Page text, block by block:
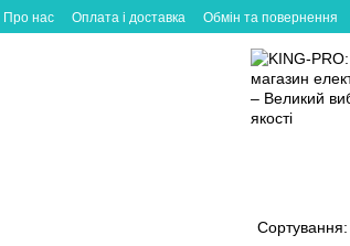
Про нас Оплата і доставка Обмін та повернення
Сортування: